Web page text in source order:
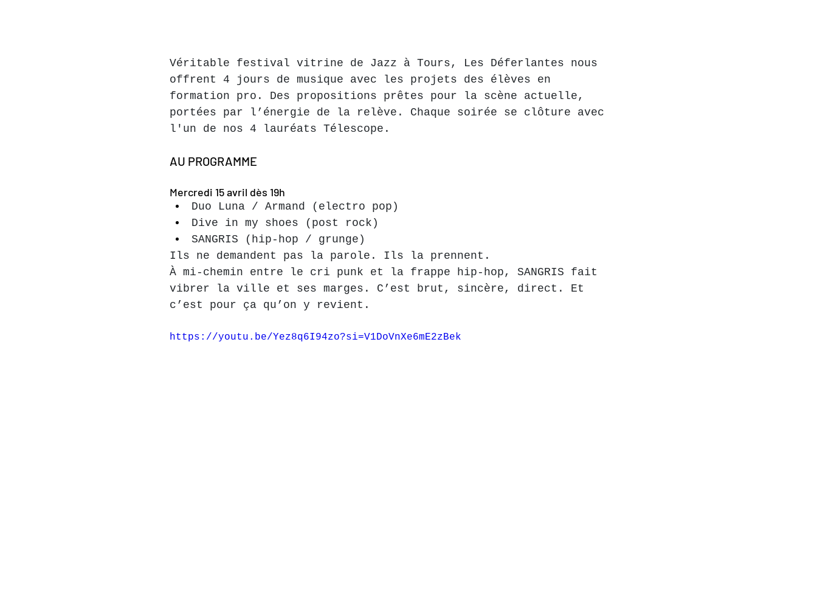
Véritable festival vitrine de Jazz à Tours, Les Déferlantes nous
offrent 4 jours de musique avec les projets des élèves en
formation pro. Des propositions prêtes pour la scène actuelle,
portées par l’énergie de la relève. Chaque soirée se clôture avec
l'un de nos 4 lauréats Télescope.
AU PROGRAMME
Mercredi 15 avril dès 19h
Duo Luna / Armand (electro pop)
Dive in my shoes (post rock)
SANGRIS (hip-hop / grunge)
Ils ne demandent pas la parole. Ils la prennent.
À mi-chemin entre le cri punk et la frappe hip-hop, SANGRIS fait
vibrer la ville et ses marges. C’est brut, sincère, direct. Et
c’est pour ça qu’on y revient.
https://youtu.be/Yez8q6I94zo?si=V1DoVnXe6mE2zBek